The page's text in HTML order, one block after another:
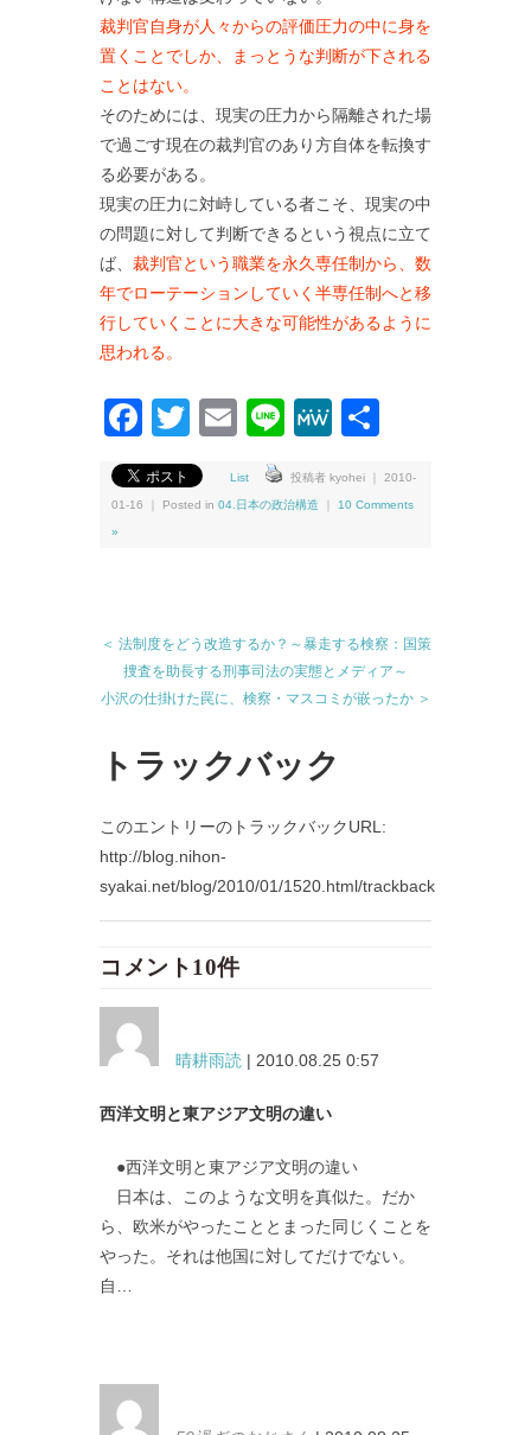
裁判官自身が人々からの評価圧力の中に身を
置くことでしか、まっとうな判断が下される
ことはない。
そのためには、現実の圧力から隔離された場
で過ごす現在の裁判官のあり方自体を転換す
る必要がある。
現実の圧力に対峙している者こそ、現実の中
の問題に対して判断できるという視点に立て
ば、 裁判官という職業を永久専任制から、数
年でローテーションしていく半専任制へと移
行していくことに大きな可能性があるように
思われる。
Facebook
Twitter
EmailLineMeWe
List 投稿者 kyohei ｜ 2010-
01-16 ｜ Posted in 04.日本の政治構造 10 Comments
»
＜ 法制度をどう改造するか？～暴走する検察：国策
捜査を助長する刑事司法の実態とメディア～
小沢の仕掛けた罠に、検察・マスコミが嵌ったか ＞
トラックバック
このエントリーのトラックバックURL:
http://blog.nihon-
syakai.net/blog/2010/01/1520.html/trackback
コメント10件
晴耕雨読 | 2010.08.25 0:57
西洋文明と東アジア文明の違い
●西洋文明と東アジア文明の違い
日本は、このような文明を真似た。だか
ら、欧米がやったこととまった同じくことを
やった。それは他国に対してだけでない。
自…